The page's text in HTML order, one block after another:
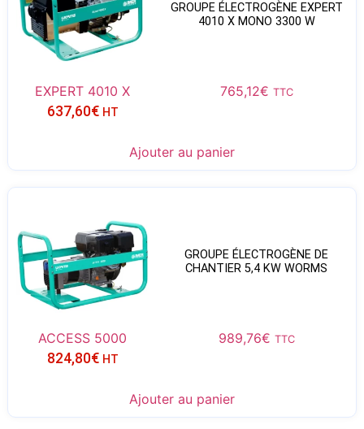
GROUPE ÉLECTROGÈNE EXPERT
4010 X MONO 3300 W
EXPERT 4010 X 765,12€ TTC
637,60€ HT
Ajouter au panier
GROUPE ÉLECTROGÈNE DE
CHANTIER 5,4 KW WORMS
ACCESS 5000 989,76€ TTC
824,80€ HT
Ajouter au panier